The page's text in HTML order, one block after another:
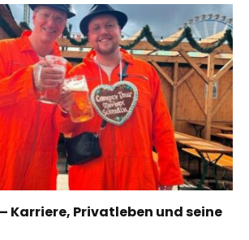
Karriere, Privatleben und seine